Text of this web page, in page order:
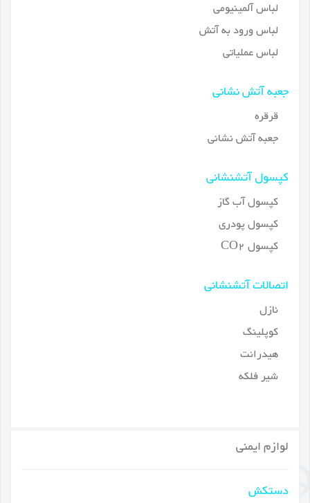
لباس آلمینیومی
لباس ورود به آتش
لباس عملیاتی
جعبه آتش نشانی
قرقره
جعبه آتش نشانی
کپسول آتشنشانی
کپسول آب گاز
کپسول پودری
کپسول CO2
اتصالات آتشنشانی
نازل
کوپلینگ
هیدرانت
شیر فلکه
لوازم ایمنی
دستکش